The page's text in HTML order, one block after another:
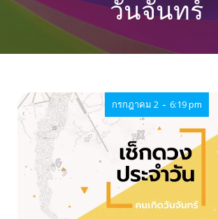
วันจันทร์
กรกฎาคม 2 - 6:19 pm